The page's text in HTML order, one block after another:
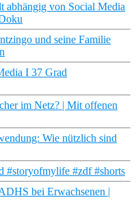
abhängig von Social Media
und seine Familie
I 37 Grad
im Netz? | Mit offenen
Wie nützlich sind
#storyofmylife #zdf #shorts
bei Erwachsenen |